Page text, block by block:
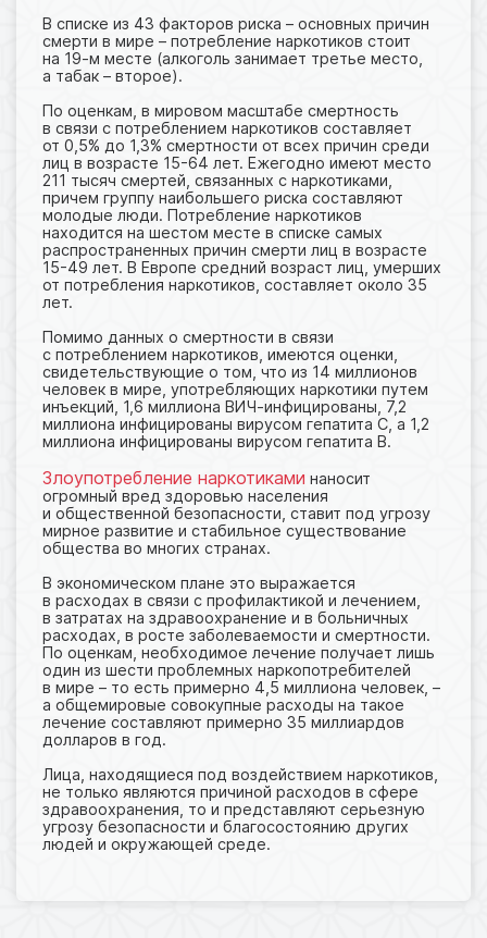
В списке из 43 факторов риска – основных причин
смерти в мире – потребление наркотиков стоит
на 19-м месте (алкоголь занимает третье место,
а табак – второе).
По оценкам, в мировом масштабе смертность
в связи с потреблением наркотиков составляет
от 0,5% до 1,3% смертности от всех причин среди
лиц в возрасте 15-64 лет. Ежегодно имеют место
211 тысяч смертей, связанных с наркотиками,
причем группу наибольшего риска составляют
молодые люди. Потребление наркотиков
находится на шестом месте в списке самых
распространенных причин смерти лиц в возрасте
15-49 лет. В Европе средний возраст лиц, умерших
от потребления наркотиков, составляет около 35
лет.
Помимо данных о смертности в связи
с потреблением наркотиков, имеются оценки,
свидетельствующие о том, что из 14 миллионов
человек в мире, употребляющих наркотики путем
инъекций, 1,6 миллиона ВИЧ-инфицированы, 7,2
миллиона инфицированы вирусом гепатита C, а 1,2
миллиона инфицированы вирусом гепатита B.
Злоупотребление наркотиками наносит
огромный вред здоровью населения
и общественной безопасности, ставит под угрозу
мирное развитие и стабильное существование
общества во многих странах.
В экономическом плане это выражается
в расходах в связи с профилактикой и лечением,
в затратах на здравоохранение и в больничных
расходах, в росте заболеваемости и смертности.
По оценкам, необходимое лечение получает лишь
один из шести проблемных наркопотребителей
в мире – то есть примерно 4,5 миллиона человек, –
а общемировые совокупные расходы на такое
лечение составляют примерно 35 миллиардов
долларов в год.
Лица, находящиеся под воздействием наркотиков,
не только являются причиной расходов в сфере
здравоохранения, то и представляют серьезную
угрозу безопасности и благосостоянию других
людей и окружающей среде.